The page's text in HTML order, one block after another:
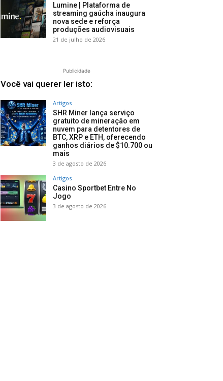
Lumine | Plataforma de
streaming gaúcha inaugura
nova sede e reforça
produções audiovisuais
21 de julho de 2026
Publicidade
Você vai querer ler isto:
Artigos
SHR Miner lança serviço
gratuito de mineração em
nuvem para detentores de
BTC, XRP e ETH, oferecendo
ganhos diários de $10.700 ou
mais
3 de agosto de 2026
Artigos
Casino Sportbet Entre No
Jogo
3 de agosto de 2026